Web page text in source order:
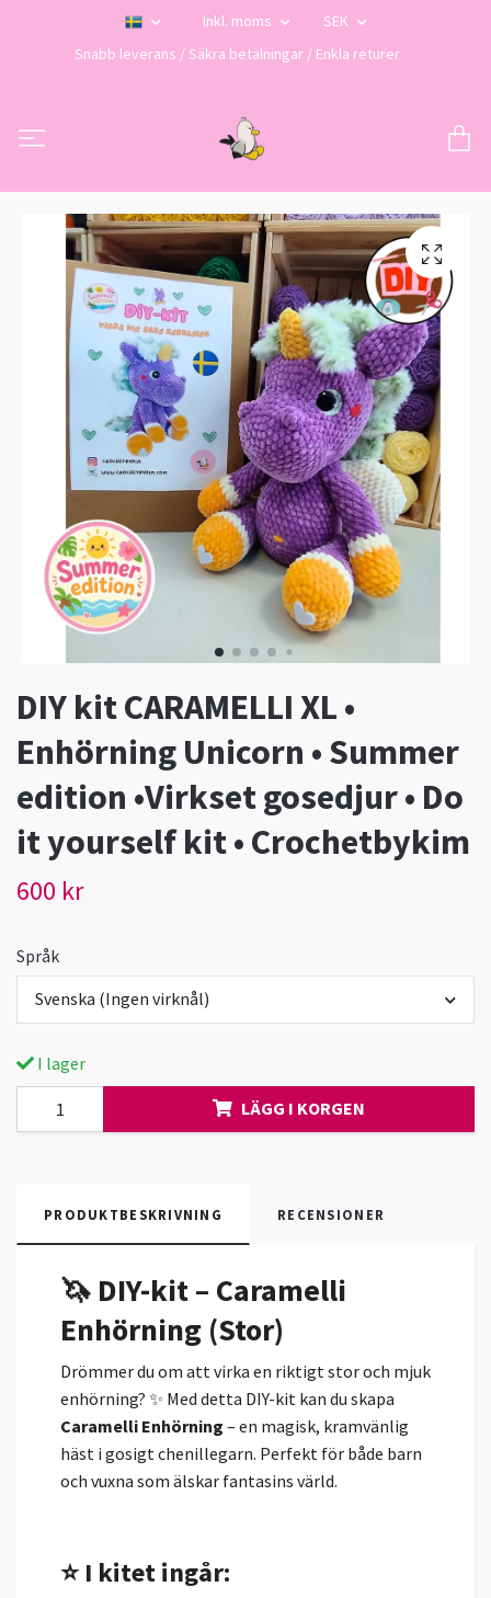
Inkl. moms
SEK
Snabb leverans / Säkra betalningar / Enkla returer
DIY kit CARAMELLI XL •
Enhörning Unicorn • Summer
edition •Virkset gosedjur • Do
it yourself kit • Crochetbykim
600 kr
Språk
Svenska (Ingen virknål)
I lager
LÄGG I KORGEN
PRODUKTBESKRIVNING RECENSIONER
🦄 DIY-kit – Caramelli
Enhörning (Stor)
Drömmer du om att virka en riktigt stor och mjuk
enhörning? ✨ Med detta DIY-kit kan du skapa
Caramelli Enhörning – en magisk, kramvänlig
häst i gosigt chenillegarn. Perfekt för både barn
och vuxna som älskar fantasins värld.
⭐ I kitet ingår: